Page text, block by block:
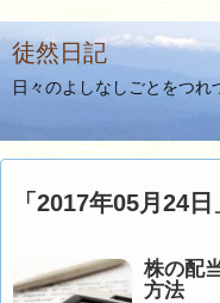
徒然日記
日々のよしなしごとをつれ
「 2017年05月24日
株の配
方法